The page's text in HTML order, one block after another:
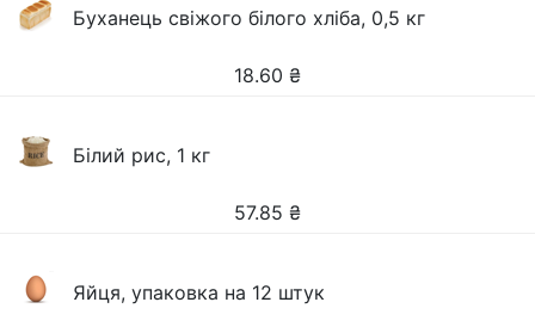
Буханець свіжого білого хліба, 0,5 кг
18.60 ₴
Білий рис, 1 кг
57.85 ₴
Яйця, упаковка на 12 штук